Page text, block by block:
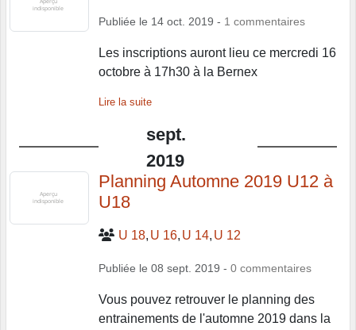
Publiée le 14 oct. 2019 - 1 commentaires
Les inscriptions auront lieu ce mercredi 16
octobre à 17h30 à la Bernex
Lire la suite
sept.
2019
Planning Automne 2019 U12 à
U18
U 18 U 16 U 14 U 12
Publiée le 08 sept. 2019 - 0 commentaires
Vous pouvez retrouver le planning des
entrainements de l'automne 2019 dans la